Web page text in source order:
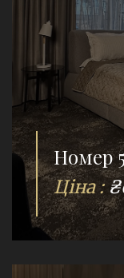
Номер
Ціна :